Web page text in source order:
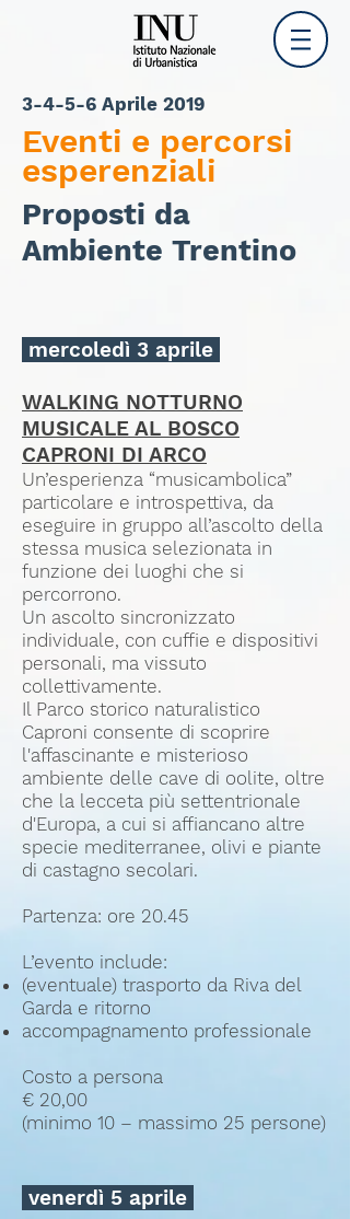
Eventi e percorsi
esperenziali
Proposti da
Ambiente Trentino
mercoledì 3 aprile
WALKING NOTTURNO
MUSICALE AL BOSCO
CAPRONI DI ARCO
Un’esperienza “musicambolica”
particolare e introspettiva, da
eseguire in gruppo all’ascolto della
stessa musica selezionata in
funzione dei luoghi che si
percorrono.
Un ascolto sincronizzato
individuale, con cuffie e dispositivi
personali, ma vissuto
collettivamente.
Il Parco storico naturalistico
Caproni consente di scoprire
l'affascinante e misterioso
ambiente delle cave di oolite, oltre
che la lecceta più settentrionale
d'Europa, a cui si affiancano altre
specie mediterranee, olivi e piante
di castagno secolari.
Partenza: ore 20.45
L’evento include:
(eventuale) trasporto da Riva del
Garda e ritorno
accompagnamento professionale
Costo a persona
€ 20,00
(minimo 10 – massimo 25 persone)
venerdì 5 aprile
3-4-5-6 Aprile 2019